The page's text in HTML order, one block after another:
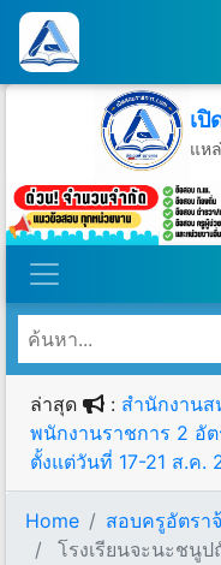
เปิ
แห
วันเสา
ล่าสุด : สำนักงาน
พนักงานราชการ 2 อัต
ตั้งแต่วันที่ 17-21 ส.ค.
Home
สอบครูอัตรา
โรงเรียนจะนะชนู